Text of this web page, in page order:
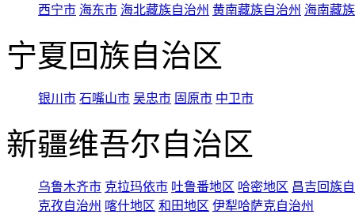
西宁市 海东市 海北藏族自治州 黄南藏族自治州 海南藏
宁夏回族自治区
银川市 石嘴山市 吴忠市 固原市 中卫市
新疆维吾尔自治区
乌鲁木齐市 克拉玛依市 吐鲁番地区 哈密地区 昌吉回族
克孜自治州 喀什地区 和田地区 伊犁哈萨克自治州